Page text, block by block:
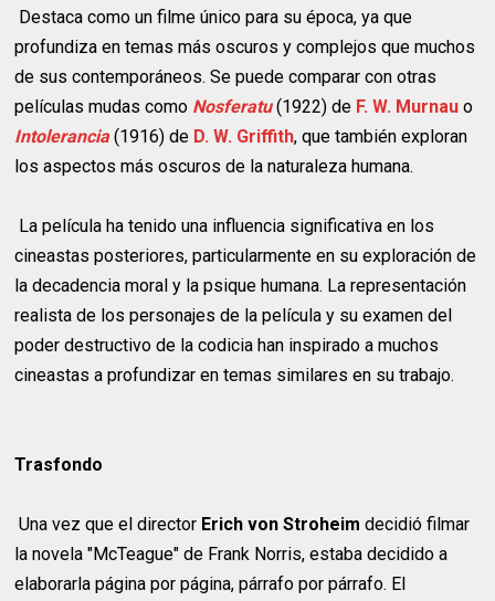
Destaca como un filme único para su época, ya que
profundiza en temas más oscuros y complejos que muchos
de sus contemporáneos. Se puede comparar con otras
películas mudas como Nosferatu(1922) de F. W. Murnau o
Intolerancia(1916) de D. W. Griffith, que también exploran
los aspectos más oscuros de la naturaleza humana.
La película ha tenido una influencia significativa en los
cineastas posteriores, particularmente en su exploración de
la decadencia moral y la psique humana. La representación
realista de los personajes de la película y su examen del
poder destructivo de la codicia han inspirado a muchos
cineastas a profundizar en temas similares en su trabajo.
Trasfondo
Una vez que el director Erich von Stroheim decidió filmar
la novela "McTeague" de Frank Norris, estaba decidido a
elaborarla página por página, párrafo por párrafo. El